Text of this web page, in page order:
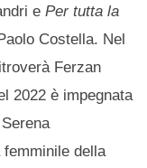
ePer tutta la
Costella. Nel
Ferzan
2022 è impegnata
della